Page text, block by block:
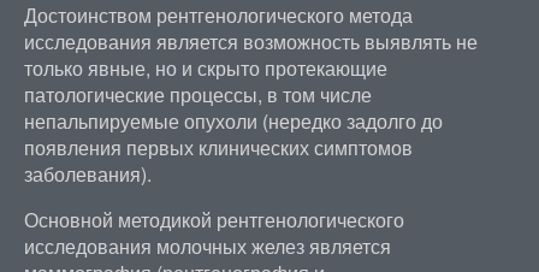
Достоинством рентгенологического метода
исследования является возможность выявлять не
только явные, но и скрыто протекающие
патологические процессы, в том числе
непальпируемые опухоли (нередко задолго до
появления первых клинических симптомов
заболевания).
Основной методикой рентгенологического
исследования молочных желез является